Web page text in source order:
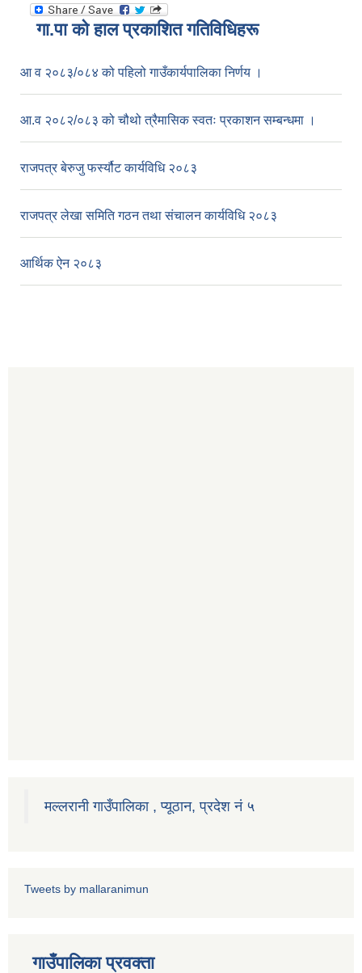
गा.पा काे हाल प्रकाशित गतिविधिहरू
आ व २०८३/०८४ को पहिलो गाउँकार्यपालिका निर्णय ।
आ.व २०८२/०८३ को चौथो त्रैमासिक स्वतः प्रकाशन सम्बन्धमा ।
राजपत्र बेरुजु फर्स्यौट कार्यविधि २०८३
राजपत्र लेखा समिति गठन तथा संचालन कार्यविधि २०८३
आर्थिक ऐन २०८३
मल्लरानी गाउँपालिका , प्यूठान, प्रदेश नं ५
Tweets by mallaranimun
गाउँपालिका प्रवक्ता